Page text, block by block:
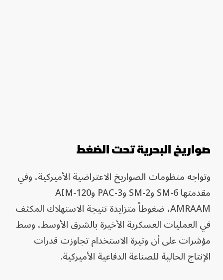
صواريخ البحرية تحت الضغط
وتواجه منظومات الصواريخ الاعتراضية الأميركية، وفي
مقدمتها SM-6 وSM-2 وPAC-3 وAIM-120
AMRAAM، ضغوطاً متزايدة نتيجة الاستهلاك المكثف
في العمليات العسكرية الأخيرة بالشرق الأوسط، وسط
مؤشرات على أن وتيرة الاستخدام تجاوزت قدرات
الإنتاج الحالية للصناعة الدفاعية الأميركية.